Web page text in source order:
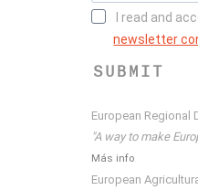
I read and
newsletter
SUBMIT
European Regional
"A way to make
Más info
European